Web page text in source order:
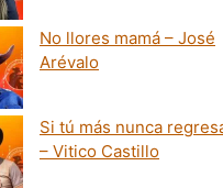
No llores mamá – José
Arévalo
Si tú más nunca
– Vitico Castillo